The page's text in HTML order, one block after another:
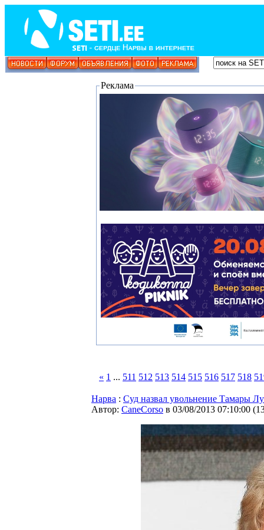
Реклама
« 1 ... 511 512 513 514 515 516 517 518
Нарва : Суд назвал увольнение Тамары
Автор: CaneCorso в 03/08/2013 07:10:00 (